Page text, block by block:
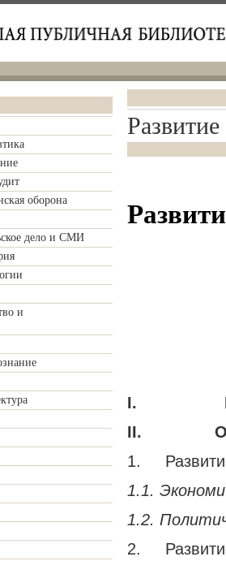
оборона
дело и СМИ
и
I.
II.
1. Развитие
1.1.
1.2.
2. Развитие